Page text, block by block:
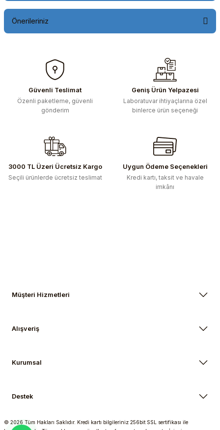
Önerileriniz
konularda yetersiz gördüğünüz noktaları öneri formunu
kullanarak tarafımıza iletebilirsiniz.
Görüş ve önerileriniz için teşekkür ederiz.
Ürün resmi kalitesiz, bozuk veya görüntülenemiyor.
Ürün fiyatı diğer sitelerden daha pahalı.
Bu ürüne benzer farklı alternatifler olmalı.
Güvenli Teslimat
Özenli paketleme, güvenli
gönderim
Geniş Ürün Yelpazesi
Laboratuvar ihtiyaçlarına özel
binlerce ürün seçeneği
3000 TL Üzeri Ücretsiz Kargo
Seçili ürünlerde ücretsiz teslimat
Uygun Ödeme Seçenekleri
Kredi kartı, taksit ve havale
imkânı
Müşteri Hizmetleri
Alışveriş
Kurumsal
Destek
© 2026 Tüm Hakları Saklıdır. Kredi kartı bilgileriniz 256bit SSL sertifikası ile